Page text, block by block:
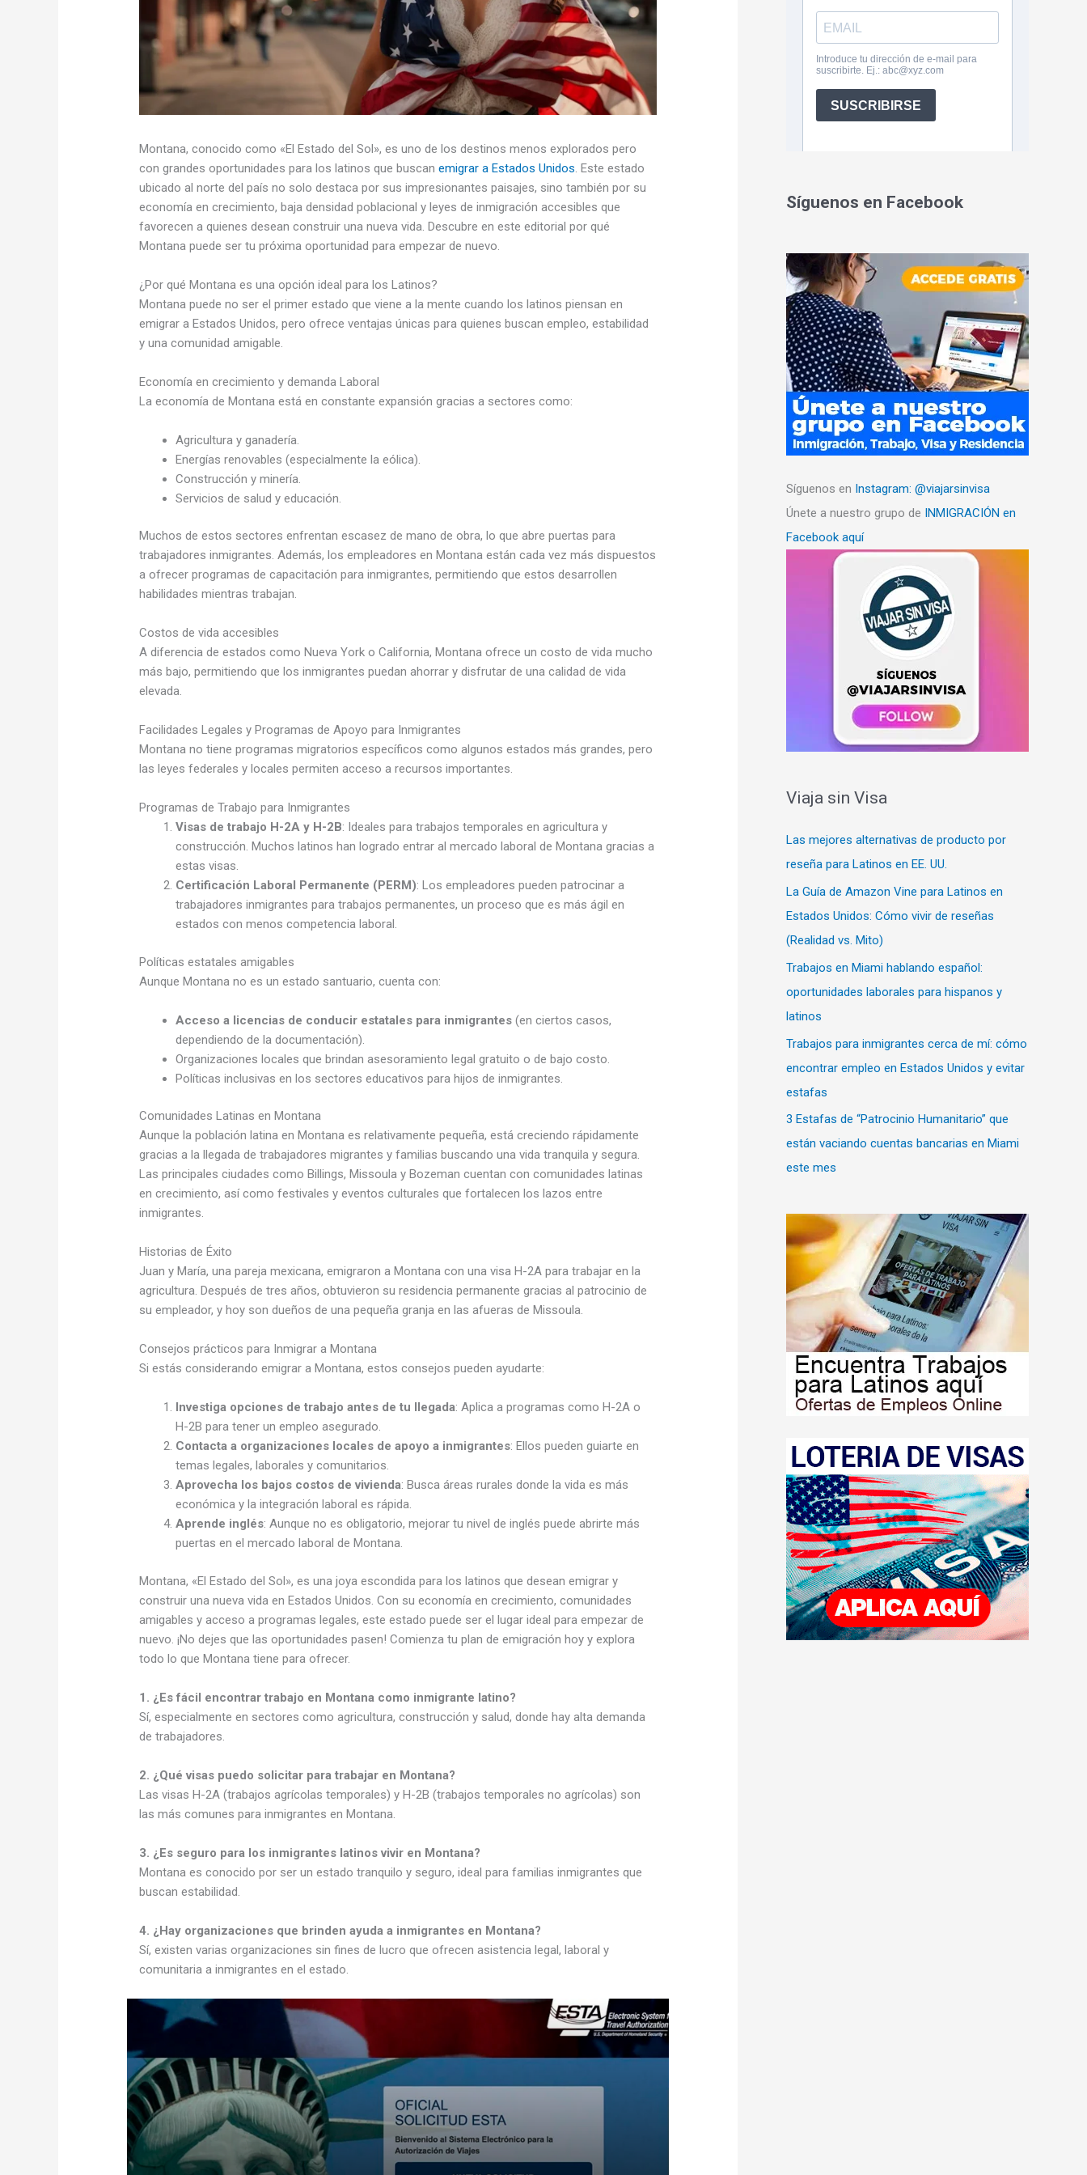
Montana, conocido como «El Estado del Sol», es uno de los destinos menos explorados pero
con grandes oportunidades para los latinos que buscanemigrar a Estados Unidos. Este estado
ubicado al norte del país no solo destaca por sus impresionantes paisajes, sino también por su
economía en crecimiento, baja densidad poblacional y leyes de inmigración accesibles que
favorecen a quienes desean construir una nueva vida. Descubre en este editorial por qué
Montana puede ser tu próxima oportunidad para empezar de nuevo.
¿Por qué Montana es una opción ideal para los Latinos?
Montana puede no ser el primer estado que viene a la mente cuando los latinos piensan en
emigrar a Estados Unidos, pero ofrece ventajas únicas para quienes buscan empleo, estabilidad
y una comunidad amigable.
Economía en crecimiento y demanda Laboral
La economía de Montana está en constante expansión gracias a sectores como:
Agricultura y ganadería.
Energías renovables (especialmente la eólica).
Construcción y minería.
Servicios de salud y educación.
Muchos de estos sectores enfrentan escasez de mano de obra, lo que abre puertas para
trabajadores inmigrantes. Además, los empleadores en Montana están cada vez más dispuestos
a ofrecer programas de capacitación para inmigrantes, permitiendo que estos desarrollen
habilidades mientras trabajan.
Costos de vida accesibles
A diferencia de estados como Nueva York o California, Montana ofrece un costo de vida mucho
más bajo, permitiendo que los inmigrantes puedan ahorrar y disfrutar de una calidad de vida
elevada.
Facilidades Legales y Programas de Apoyo para Inmigrantes
Montana no tiene programas migratorios específicos como algunos estados más grandes, pero
las leyes federales y locales permiten acceso a recursos importantes.
Programas de Trabajo para Inmigrantes
Visas de trabajo H-2A y H-2B: Ideales para trabajos temporales en agricultura y
construcción. Muchos latinos han logrado entrar al mercado laboral de Montana gracias a
estas visas.
Certificación Laboral Permanente (PERM): Los empleadores pueden patrocinar a
trabajadores inmigrantes para trabajos permanentes, un proceso que es más ágil en
estados con menos competencia laboral.
Políticas estatales amigables
Aunque Montana no es un estado santuario, cuenta con:
Acceso a licencias de conducir estatales para inmigrantes (en ciertos casos,
dependiendo de la documentación).
Organizaciones locales que brindan asesoramiento legal gratuito o de bajo costo.
Políticas inclusivas en los sectores educativos para hijos de inmigrantes.
Comunidades Latinas en Montana
Aunque la población latina en Montana es relativamente pequeña, está creciendo rápidamente
gracias a la llegada de trabajadores migrantes y familias buscando una vida tranquila y segura.
Las principales ciudades como Billings, Missoula y Bozeman cuentan con comunidades latinas
en crecimiento, así como festivales y eventos culturales que fortalecen los lazos entre
inmigrantes.
Historias de Éxito
Juan y María, una pareja mexicana, emigraron a Montana con una visa H-2A para trabajar en la
agricultura. Después de tres años, obtuvieron su residencia permanente gracias al patrocinio de
su empleador, y hoy son dueños de una pequeña granja en las afueras de Missoula.
Consejos prácticos para Inmigrar a Montana
Si estás considerando emigrar a Montana, estos consejos pueden ayudarte:
Investiga opciones de trabajo antes de tu llegada: Aplica a programas como H-2A o
H-2B para tener un empleo asegurado.
Contacta a organizaciones locales de apoyo a inmigrantes: Ellos pueden guiarte en
temas legales, laborales y comunitarios.
Aprovecha los bajos costos de vivienda: Busca áreas rurales donde la vida es más
económica y la integración laboral es rápida.
Aprende inglés: Aunque no es obligatorio, mejorar tu nivel de inglés puede abrirte más
puertas en el mercado laboral de Montana.
Montana, «El Estado del Sol», es una joya escondida para los latinos que desean emigrar y
construir una nueva vida en Estados Unidos. Con su economía en crecimiento, comunidades
amigables y acceso a programas legales, este estado puede ser el lugar ideal para empezar de
nuevo. ¡No dejes que las oportunidades pasen! Comienza tu plan de emigración hoy y explora
todo lo que Montana tiene para ofrecer.
1. ¿Es fácil encontrar trabajo en Montana como inmigrante latino?
Sí, especialmente en sectores como agricultura, construcción y salud, donde hay alta demanda
de trabajadores.
2. ¿Qué visas puedo solicitar para trabajar en Montana?
Las visas H-2A (trabajos agrícolas temporales) y H-2B (trabajos temporales no agrícolas) son
las más comunes para inmigrantes en Montana.
3. ¿Es seguro para los inmigrantes latinos vivir en Montana?
Montana es conocido por ser un estado tranquilo y seguro, ideal para familias inmigrantes que
buscan estabilidad.
4. ¿Hay organizaciones que brinden ayuda a inmigrantes en Montana?
Sí, existen varias organizaciones sin fines de lucro que ofrecen asistencia legal, laboral y
comunitaria a inmigrantes en el estado.
Síguenos en Facebook
Síguenos en Instagram: @viajarsinvisa
Únete a nuestro grupo de INMIGRACIÓN en
Facebook aquí
Viaja sin Visa
Las mejores alternativas de producto por
reseña para Latinos en EE. UU.
La Guía de Amazon Vine para Latinos en
Estados Unidos: Cómo vivir de reseñas
(Realidad vs. Mito)
Trabajos en Miami hablando español:
oportunidades laborales para hispanos y
latinos
Trabajos para inmigrantes cerca de mí: cómo
encontrar empleo en Estados Unidos y evitar
estafas
3 Estafas de “Patrocinio Humanitario” que
están vaciando cuentas bancarias en Miami
este mes